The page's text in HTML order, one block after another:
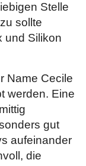
Stelle
sollte
und Silikon
Name Cecile
werden. Eine
gut
aufeinander
die